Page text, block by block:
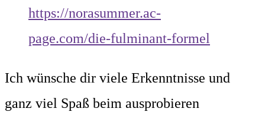
https://norasummer.ac-
page.com/die-fulminant-formel
Ich wünsche dir viele Erkenntnisse und
ganz viel Spaß beim ausprobieren